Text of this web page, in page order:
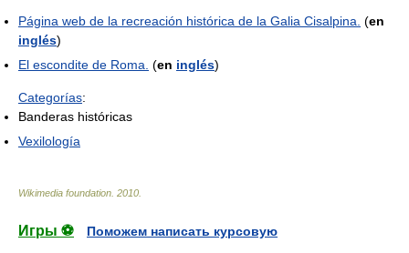
Página web de la recreación histórica de la Galia Cisalpina. (en
inglés)
El escondite de Roma. (en inglés)
Categorías:
Banderas históricas
Vexilología
Wikimedia foundation 2010
Игры ⚽
Поможем написать курсовую